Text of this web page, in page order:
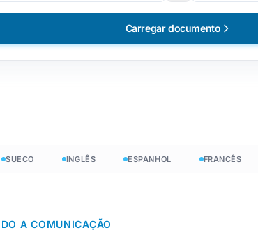
Finlandês
Comece livre
Carregar documento
INGLÊS ESPANHOL FRANCÊS
A COMUNICAÇÃO